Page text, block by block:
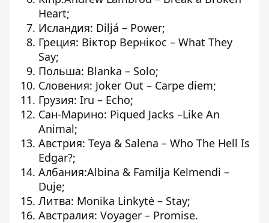
Heart;
Исландия: Diljá – Power;
Греция: Віктор Вернікос – What They
Say;
Польша: Blanka – Solo;
Словения: Joker Out – Carpe diem;
Грузия: Iru – Echo;
Сан-Марино: Piqued Jacks –Like An
Animal;
Австрия: Teya & Salena – Who The Hell Is
Edgar?;
Албания:Albina & Familja Kelmendi –
Duje;
Литва: Monika Linkytė – Stay;
Австралия: Voyager – Promise.